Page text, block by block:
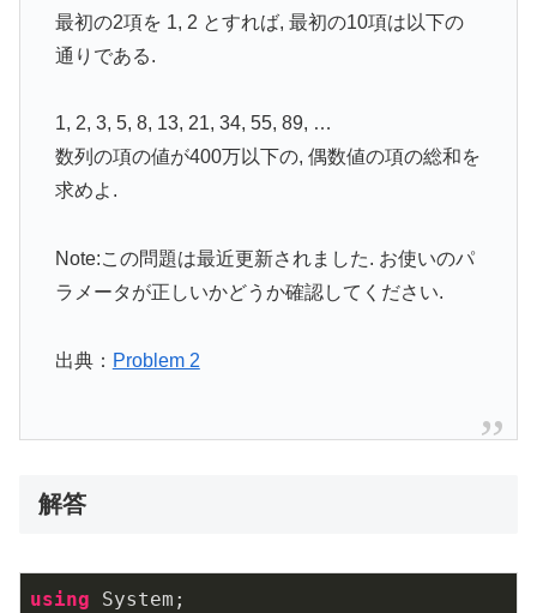
最初の2項を 1, 2 とすれば, 最初の10項は以下の
通りである.
1, 2, 3, 5, 8, 13, 21, 34, 55, 89, …
数列の項の値が400万以下の, 偶数値の項の総和を
求めよ.
Note:この問題は最近更新されました. お使いのパ
ラメータが正しいかどうか確認してください.
出典： Problem 2
解答
using System;